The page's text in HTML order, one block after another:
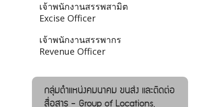
เจ้าพนักงานสรรพสามิต
Excise Officer
เจ้าพนักงานสรรพากร
Revenue Officer
กลุ่มตำแหน่งคมนาคม ขนส่ง และติดต่อ